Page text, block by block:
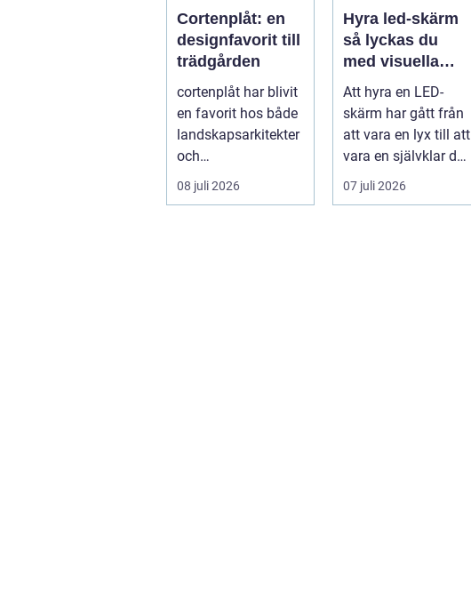
Cortenplåt: en
designfavorit till
trädgården
cortenplåt har blivit
en favorit hos både
landskapsarkitekter
och
trädgårdsentusiaste
r. Det är ett m...
08 juli 2026
Hyra led-skärm
så lyckas du
med visuella
upplevelser på
event
Att hyra en LED-
skärm har gått från
att vara en lyx till att
vara en självklar del
på många event,
m...
07 juli 2026